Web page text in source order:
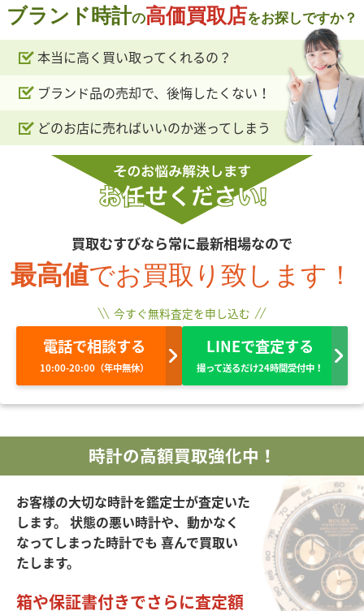
ブランド時計の高価買取店をお探しですか？
本当に高く買い取ってくれるの？
ブランド品の売却で、後悔したくない！
どのお店に売ればいいのか迷ってしまう
買取むすびなら常に最新相場なので
最高値でお買取り致します！
今すぐ無料査定を申し込む
電話で相談する
10:00-20:00（年中無休）
LINEで査定する
撮って送るだけ24時間受付中！
時計の高額買取強化中！
お客様の大切な時計を鑑定士が査定いた
します。 状態の悪い時計や、動かなく
なってしまった時計でも 喜んで買取い
たします。
箱や保証書付きでさらに査定額